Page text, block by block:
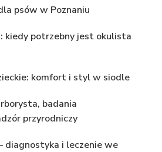
psów w Poznaniu
kiedy potrzebny jest okulista
komfort i styl w siodle
badania
przyrodniczy
diagnostyka i leczenie we